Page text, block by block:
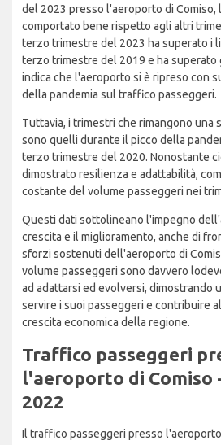
del 2023 presso l'aeroporto di Comiso,
comportato bene rispetto agli altri
terzo trimestre del 2023 ha superato i
terzo trimestre del 2019 e ha superato
indica che l'aeroporto si è ripreso con
della pandemia sul traffico passeggeri.
Tuttavia, i trimestri che rimangono una
sono quelli durante il picco della
terzo trimestre del 2020. Nonostante
dimostrato resilienza e adattabilità,
costante del volume passeggeri nei
Questi dati sottolineano l'impegno
crescita e il miglioramento, anche di
sforzi sostenuti dell'aeroporto di
volume passeggeri sono davvero
ad adattarsi ed evolversi, dimostrando
servire i suoi passeggeri e contribuire
crescita economica della regione.
Traffico passeggeri
l'aeroporto di Comiso
2022
Il traffico passeggeri presso